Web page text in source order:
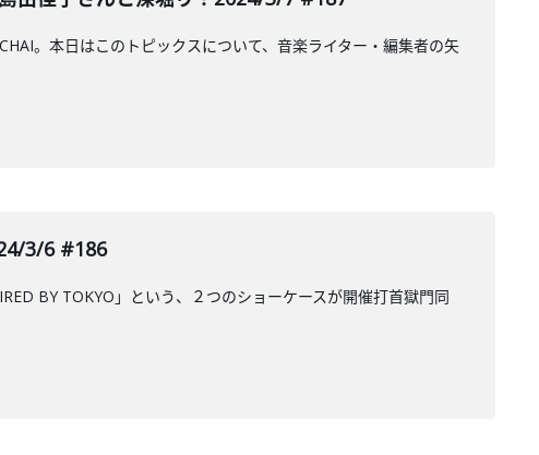
。本日はこのトピックスについて、音楽ライター・編集者の矢
3/6 #186
BY TOKYO」という、２つのショーケースが開催打首獄門同